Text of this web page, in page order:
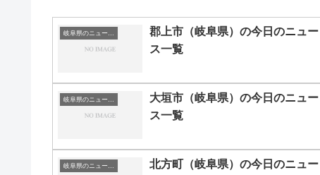
岐阜県のニュース一覧
郡上市（岐阜県）の今日のニュー
ス一覧
岐阜県のニュース一覧
大垣市（岐阜県）の今日のニュー
ス一覧
岐阜県のニュース一覧
北方町（岐阜県）の今日のニュー